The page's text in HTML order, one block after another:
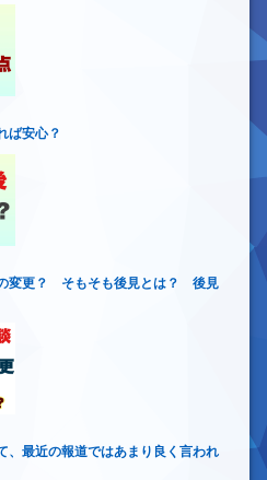
ば安心？
の変更？ そもそも後見とは？ 後見
、最近の報道ではあまり良く言われ